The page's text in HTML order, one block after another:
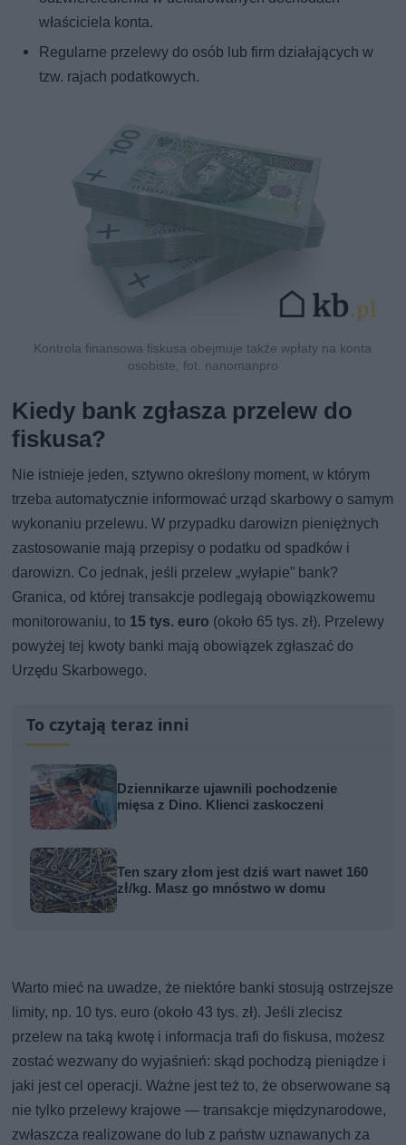
właściciela konta.
Regularne przelewy do osób lub firm działających w
tzw. rajach podatkowych.
Kontrola finansowa fiskusa obejmuje także wpłaty na konta
osobiste, fot. nanomanpro
Kiedy bank zgłasza przelew do
fiskusa?
Nie istnieje jeden, sztywno określony moment, w którym
trzeba automatycznie informować urząd skarbowy o samym
wykonaniu przelewu. W przypadku darowizn pieniężnych
zastosowanie mają przepisy o podatku od spadków i
darowizn. Co jednak, jeśli przelew „wyłapie” bank?
Granica, od której transakcje podlegają obowiązkowemu
monitorowaniu, to 15 tys. euro (około 65 tys. zł). Przelewy
powyżej tej kwoty banki mają obowiązek zgłaszać do
Urzędu Skarbowego.
To czytają teraz inni
Dziennikarze ujawnili pochodzenie
mięsa z Dino. Klienci zaskoczeni
Ten szary złom jest dziś wart nawet 160
zł/kg. Masz go mnóstwo w domu
Warto mieć na uwadze, że niektóre banki stosują ostrzejsze
limity, np. 10 tys. euro (około 43 tys. zł). Jeśli zlecisz
przelew na taką kwotę i informacja trafi do fiskusa, możesz
zostać wezwany do wyjaśnień: skąd pochodzą pieniądze i
jaki jest cel operacji. Ważne jest też to, że obserwowane są
nie tylko przelewy krajowe — transakcje międzynarodowe,
zwłaszcza realizowane do lub z państw uznawanych za